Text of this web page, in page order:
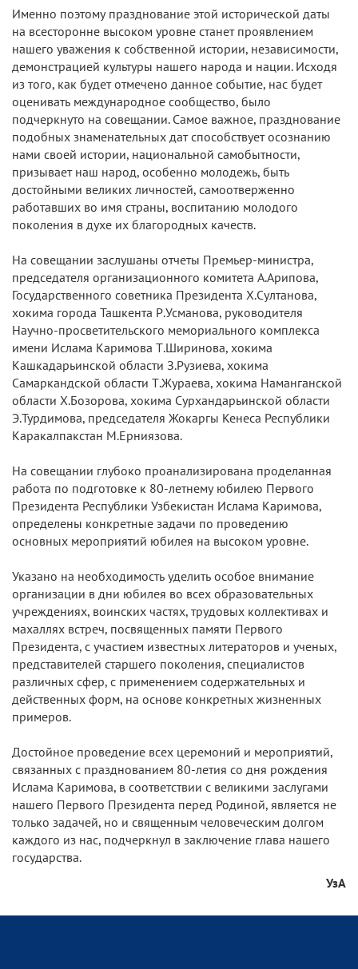
Именно поэтому празднование этой исторической даты
на всесторонне высоком уровне станет проявлением
нашего уважения к собственной истории, независимости,
демонстрацией культуры нашего народа и нации. Исходя
из того, как будет отмечено данное событие, нас будет
оценивать международное сообщество, было
подчеркнуто на совещании. Самое важное, празднование
подобных знаменательных дат способствует осознанию
нами своей истории, национальной самобытности,
призывает наш народ, особенно молодежь, быть
достойными великих личностей, самоотверженно
работавших во имя страны, воспитанию молодого
поколения в духе их благородных качеств.
На совещании заслушаны отчеты Премьер-министра,
председателя организационного комитета А.Арипова,
Государственного советника Президента Х.Султанова,
хокима города Ташкента Р.Усманова, руководителя
Научно-просветительского мемориального комплекса
имени Ислама Каримова Т.Ширинова, хокима
Кашкадарьинской области З.Рузиева, хокима
Самаркандской области Т.Жураева, хокима Наманганской
области Х.Бозорова, хокима Сурхандарьинской области
Э.Турдимова, председателя Жокаргы Кенеса Республики
Каракалпакстан М.Ерниязова.
На совещании глубоко проанализирована проделанная
работа по подготовке к 80-летнему юбилею Первого
Президента Республики Узбекистан Ислама Каримова,
определены конкретные задачи по проведению
основных мероприятий юбилея на высоком уровне.
Указано на необходимость уделить особое внимание
организации в дни юбилея во всех образовательных
учреждениях, воинских частях, трудовых коллективах и
махаллях встреч, посвященных памяти Первого
Президента, с участием известных литераторов и ученых,
представителей старшего поколения, специалистов
различных сфер, с применением содержательных и
действенных форм, на основе конкретных жизненных
примеров.
Достойное проведение всех церемоний и мероприятий,
связанных с празднованием 80-летия со дня рождения
Ислама Каримова, в соответствии с великими заслугами
нашего Первого Президента перед Родиной, является не
только задачей, но и священным человеческим долгом
каждого из нас, подчеркнул в заключение глава нашего
государства.
УзА